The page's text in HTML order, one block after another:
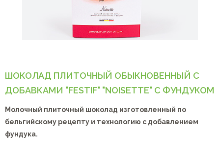
ШОКОЛАД ПЛИТОЧНЫЙ ОБЫКНОВЕННЫЙ С
ДОБАВКАМИ "FESTIF" "NOISETTE" С ФУНДУКОМ
Молочный плиточный шоколад изготовленный по
бельгийскому рецепту и технологию с добавлением
фундука.